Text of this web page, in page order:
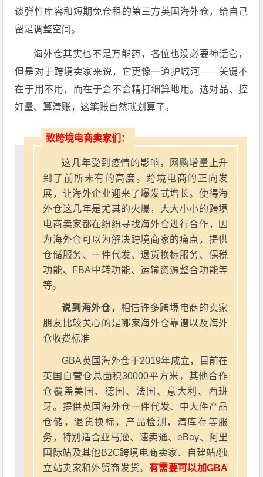
谈弹性库容和短期免仓租的第三方英国海外仓，给自己
留足调整空间。
海外仓其实也不是万能药，各位也没必要神话它，
但是对于跨境卖家来说，它更像一道护城河——关键不
在于用不用，而在于会不会精打细算地用。选对品、控
好量、算清账，这笔账自然就划算了。
致跨境电商卖家们：
这几年受到疫情的影响，网购增量上升
到了前所未有的高度。跨境电商的正向发
展，让海外企业迎来了爆发式增长。使得海
外仓这几年是尤其的火爆，大大小小的跨境
电商卖家都在纷纷寻找海外仓进行合作，因
为海外仓可以为解决跨境商家的痛点，提供
仓储服务、一件代发、退货换标服务、保税
功能、FBA中转功能、运输资源整合功能等
等。
说到海外仓， 相信许多跨境电商的卖家
朋友比较关心的是哪家海外仓靠谱以及海外
仓收费标准
GBA英国海外仓于2019年成立，目前在
英国自营仓总面积30000平方米。其他合作
仓覆盖美国、德国、法国、意大利、西班
牙。提供英国海外仓一件代发、中大件产品
仓储，退货换标，产品检测，清库存等服
务，特别适合亚马逊、速卖通、eBay、阿里
国际站及其他B2C跨境电商卖家、自建站/独
立站卖家和外贸商发货。 有需要可以加GBA